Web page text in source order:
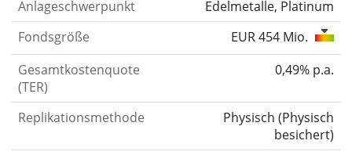
Anlageschwerpunkt
Edelmetalle, Platinum
Fondsgröße
EUR 454 Mio.
Gesamtkostenquote
(TER)
0,49% p.a.
Replikationsmethode Physisch (Physisch
besichert)